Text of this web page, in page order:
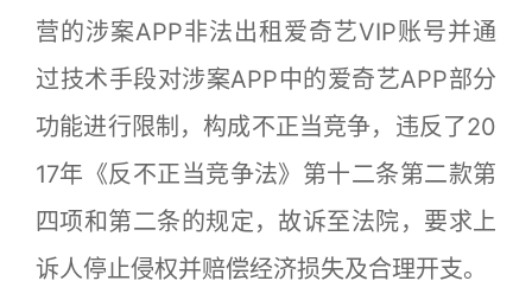
营的涉案APP非法出租爱奇艺VIP账号并通
过技术手段对涉案APP中的爱奇艺APP部分
功能进行限制，构成不正当竞争，违反了20
17年《反不正当竞争法》第十二条第二款第
四项和第二条的规定，故诉至法院，要求上
诉人停止侵权并赔偿经济损失及合理开支。